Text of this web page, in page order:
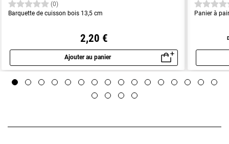
(0)
Barquette de cuisson bois 13,5 cm
2,20 €
Ajouter au panier
Aperçu rapide
Panier à